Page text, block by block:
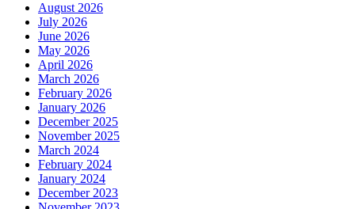
August 2026
July 2026
June 2026
May 2026
April 2026
March 2026
February 2026
January 2026
December 2025
November 2025
March 2024
February 2024
January 2024
December 2023